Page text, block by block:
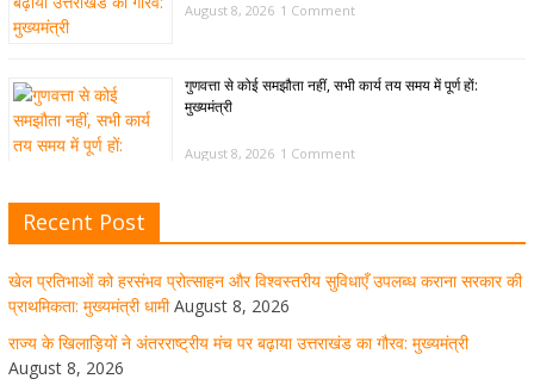
August 8, 2026 1 Comment
गुणवत्ता से कोई समझौता नहीं, सभी कार्य तय समय में पूर्ण हों:
मुख्यमंत्री
August 8, 2026 1 Comment
अवसंरचना विकसित करने के निर्देश
August 8, 2026 1 Comment
Recent Post
खेल प्रतिभाओं को हरसंभव प्रोत्साहन और विश्वस्तरीय सुविधाएँ उपलब्ध कराना सरकार की
प्राथमिकता: मुख्यमंत्री धामी August 8, 2026
राज्य के खिलाड़ियों ने अंतरराष्ट्रीय मंच पर बढ़ाया उत्तराखंड का गौरव: मुख्यमंत्री
August 8, 2026